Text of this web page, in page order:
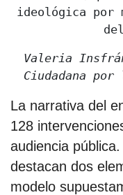
ideológica por
Valeria
Ciudadana
La narrativa del
128
audiencia
destacan dos
modelo